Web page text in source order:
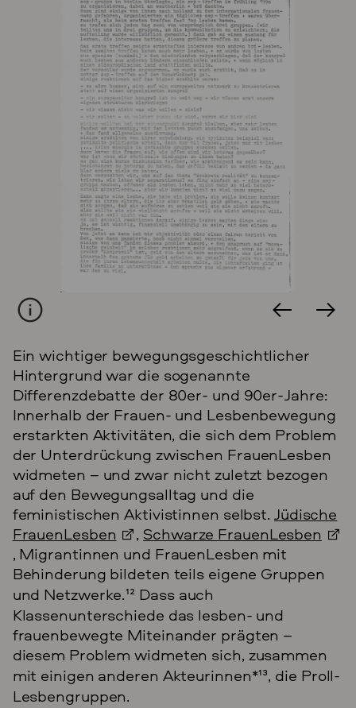
Objekttitel
Objektart
SignaturA Rep. 400 Berlin 20.23.22
META Katalog 35458ffbiz
Ein wichtiger bewegungsgeschichtlicher
Hintergrund war die sogenannte
Differenzdebatte der 80er- und 90er-Jahre:
Innerhalb der Frauen- und Lesbenbewegung
erstarkten Aktivitäten, die sich dem Problem
der Unterdrückung zwischen FrauenLesben
widmeten – und zwar nicht zuletzt bezogen
auf den Bewegungsalltag und die
feministischen Aktivistinnen selbst. Jüdische
FrauenLesben
, Schwarze FrauenLesben
, Migrantinnen und FrauenLesben mit
Behinderung bildeten teils eigene Gruppen
und Netzwerke.12 Dass auch
Klassenunterschiede das lesben- und
frauenbewegte Miteinander prägten –
diesem Problem widmeten sich, zusammen
mit einigen anderen Akteurinnen*13, die Proll-
Lesbengruppen.